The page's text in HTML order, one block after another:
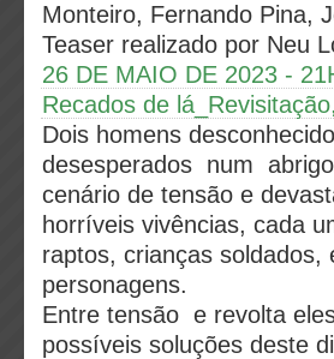
Monteiro, Fernando Pina,
Teaser realizado por Neu
26 DE MAIO DE 2023 -
Recados de
Dois homens
desesperados num
cenário de tensão e
horríveis vivências, cada
raptos, crianças
personagens.
Entre tensão e revolta
possíveis soluções deste